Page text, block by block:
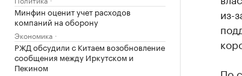
Минфин оценит учет расходов
компаний на оборону
Экономика
РЖД обсудили с Китаем возобновление
сообщения между Иркутском и
Пекином
из-